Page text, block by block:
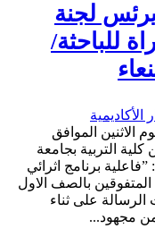
لجنة
للباحثة/
الأكاديمية
الاثنين الموافق
من كلية التربية بجامعة
برنامج اثرائي
المتفوقين بالصف الاول
الرسالة على ثناء
من مجهود...